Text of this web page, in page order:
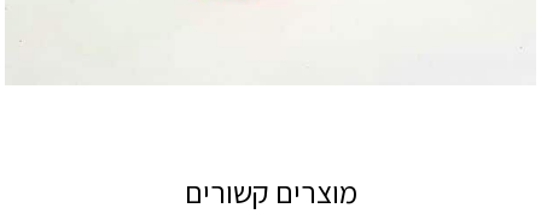
מוצרים קשורים